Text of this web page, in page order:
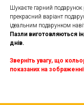
Шукаєте гарний
прекрасний варіант
ідеальним подарунком
Пазли виготовляються
днів.
Зверніть увагу, що
показаних на